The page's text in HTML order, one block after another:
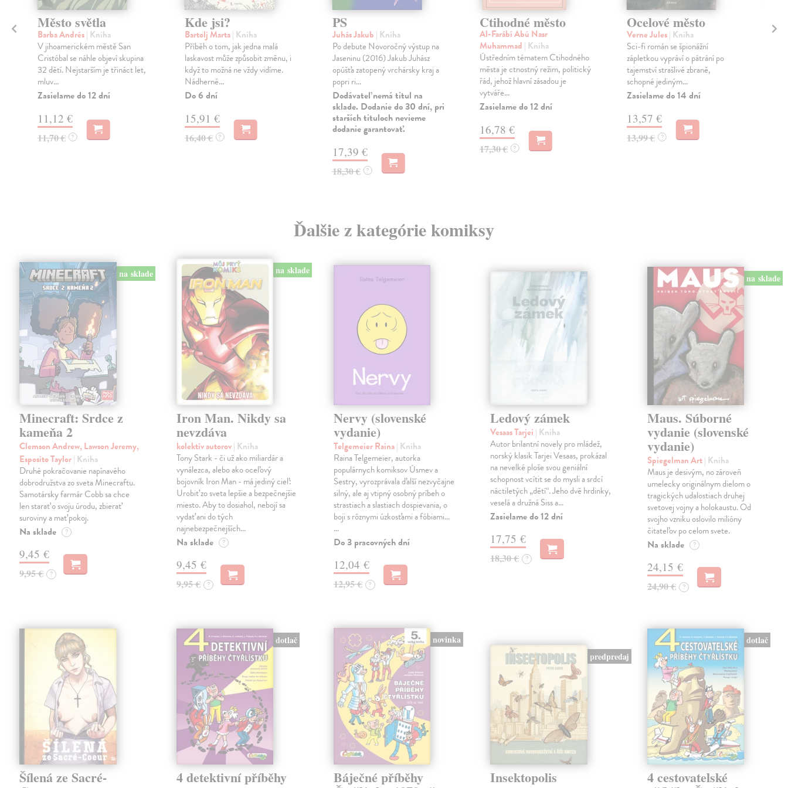
Město světla
Barba Andrés| Kniha
V jihoamerickém městě San
Cristóbal se náhle objeví skupina
32 dětí. Nejstarším je třináct let,
mluv...
Zasielame do 12 dní
11,12 €
11,70 € ?
Kde jsi?
Bartolj Marta| Kniha
Příběh o tom, jak jedna malá
laskavost může způsobit změnu, i
když to možná ne vždy vidíme.
Nádherně...
Do 6 dní
15,91 €
16,40 € ?
PS
Juhás Jakub | Kniha
Po debute Novoročný výstup na
Jaseninu (2016) Jakub Juhász
opúšťa zatopený vrchársky kraj a
popri ri...
Dodávateľ nemá titul na
sklade. Dodanie do 30 dní, pri
starších tituloch nevieme
dodanie garantovať.
17,39 €
18,30 € ?
Ctihodné město
Al-Farábí Abú Nasr
Muhammad | Kniha
Ústředním tématem Ctihodného
města je ctnostný režim, politický
řád, jehož hlavní zásadou je
vytváře...
Zasielame do 12 dní
16,78 €
17,30 € ?
Ocelové město
Verne Jules| Kniha
Sci-fi román se špionážní
zápletkou vypráví o pátrání po
tajemství strašlivé zbraně,
schopné jediným...
Zasielame do 14 dní
13,57 €
13,99 € ?
Ďalšie z kategórie komiksy
na sklade
Minecraft: Srdce z
kameňa 2
Clemson Andrew, Lawson Jeremy,
Esposito Taylor| Kniha
Druhé pokračovanie napínavého
dobrodružstva zo sveta Minecraftu.
Samotársky farmár Cobb sa chce
len starať o svoju úrodu, zbierať
suroviny a mať pokoj.
Na sklade ?
9,45 €
9,95 € ?
na sklade
Iron Man. Nikdy sa
nevzdáva
kolektív autorov| Kniha
Tony Stark - či už ako miliardár a
vynálezca, alebo ako oceľový
bojovník Iron Man - má jediný cieľ:
Urobiť zo sveta lepšie a bezpečnejšie
miesto. Aby to dosiahol, nebojí sa
vydať ani do tých
najnebezpečnejších…
Na sklade ?
9,45 €
9,95 € ?
Nervy (slovenské
vydanie)
Telgemeier Raina| Kniha
Raina Telgemeier, autorka
populárnych komiksov Úsmev a
Sestry, vyrozprávala ďalší nezvyčajne
silný, ale aj vtipný osobný príbeh o
strastiach a slastiach dospievania, o
boji s rôznymi úzkosťami a fóbiami...
…
Do 3 pracovných dní
12,04 €
12,95 € ?
Ledový zámek
Vesaas Tarjei | Kniha
Autor brilantní novely pro mládež,
norský klasik Tarjei Vesaas, prokázal
na nevelké ploše svou geniální
schopnost vcítit se do mysli a srdcí
náctiletých „dětí“. Jeho dvě hrdinky,
veselá a družná Siss a…
Zasielame do 12 dní
17,75 €
18,30 € ?
na sklade
Maus. Súborné
vydanie (slovenské
vydanie)
Spiegelman Art| Kniha
Maus je desivým, no zároveň
umelecky originálnym dielom o
tragických udalostiach druhej
svetovej vojny a holokaustu. Od
svojho vzniku oslovilo milióny
čitateľov po celom svete.
Na sklade ?
24,15 €
24,90 € ?
Šílená ze Sacré-
dotlač
4 detektivní příběhy
novinka
Báječné příběhy
predpredaj
Insektopolis
dotlač
4 cestovatelské